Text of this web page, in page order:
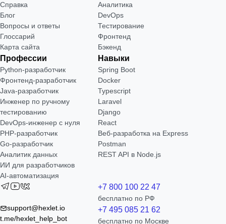
Справка
Блог
Вопросы и ответы
Глоссарий
Карта сайта
Аналитика
DevOps
Тестирование
Фронтенд
Бэкенд
Профессии
Python-разработчик
Фронтенд-разработчик
Java-разработчик
Инженер по ручному
тестированию
DevOps-инженер с нуля
РНР-разработчик
Go-разработчик
Аналитик данных
ИИ для разработчиков
AI-автоматизация
Навыки
Spring Boot
Docker
Typescript
Laravel
Django
React
Веб-разработка на Express
Postman
REST API в Node.js
support@hexlet.io
t.me/hexlet_help_bot
+7 800 100 22 47
бесплатно по РФ
+7 495 085 21 62
бесплатно по Москве